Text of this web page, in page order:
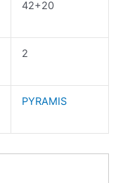
42+20
2
PYRAMIS